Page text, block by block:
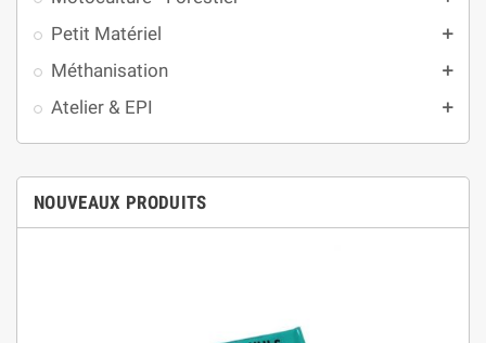
Petit Matériel add
Méthanisation add
Atelier & EPI add
NOUVEAUX PRODUITS